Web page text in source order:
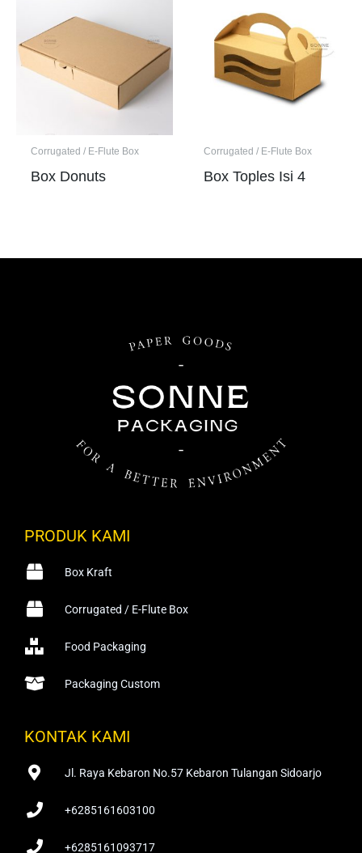
Corrugated / E-Flute Box
Box Donuts
Corrugated / E-Flute Box
Box Toples Isi 4
PRODUK KAMI
Box Kraft
Corrugated / E-Flute Box
Food Packaging
Packaging Custom
KONTAK KAMI
Jl. Raya Kebaron No.57 Kebaron Tulangan Sidoarjo
+6285161603100
+6285161093717